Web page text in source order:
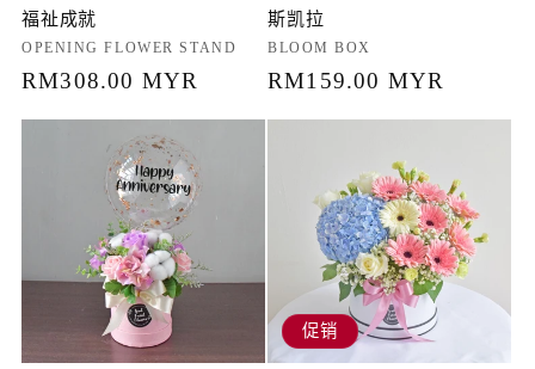
福祉成就
厂
商：
OPENING FLOWER STAND
常
RM308.00 MYR
斯凯拉
厂
商：
BLOOM BOX
常
RM159.00 MYR
促销